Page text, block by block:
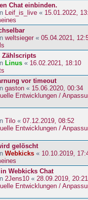
Chat einbinden.
Leif_is_live « 15.01.2022,
weltsieger « 05.04.2021,
Zählscripts
Linus « 16.02.2021, 18:10
vor timeout
gaston « 15.06.2020, 00:34
Entwicklungen /
Tilo « 07.12.2019, 08:52
Entwicklungen /
gelöscht
Webkicks « 10.10.2019,
Webkicks Chat
2Jens10 « 28.09.2019, 20:21
Entwicklungen /